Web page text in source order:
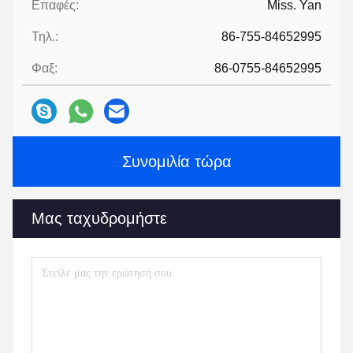
Επαφές: Miss. Yan
Τηλ.: 86-755-84652995
Φαξ: 86-0755-84652995
Συνομιλία τώρα
Μας ταχυδρομήστε